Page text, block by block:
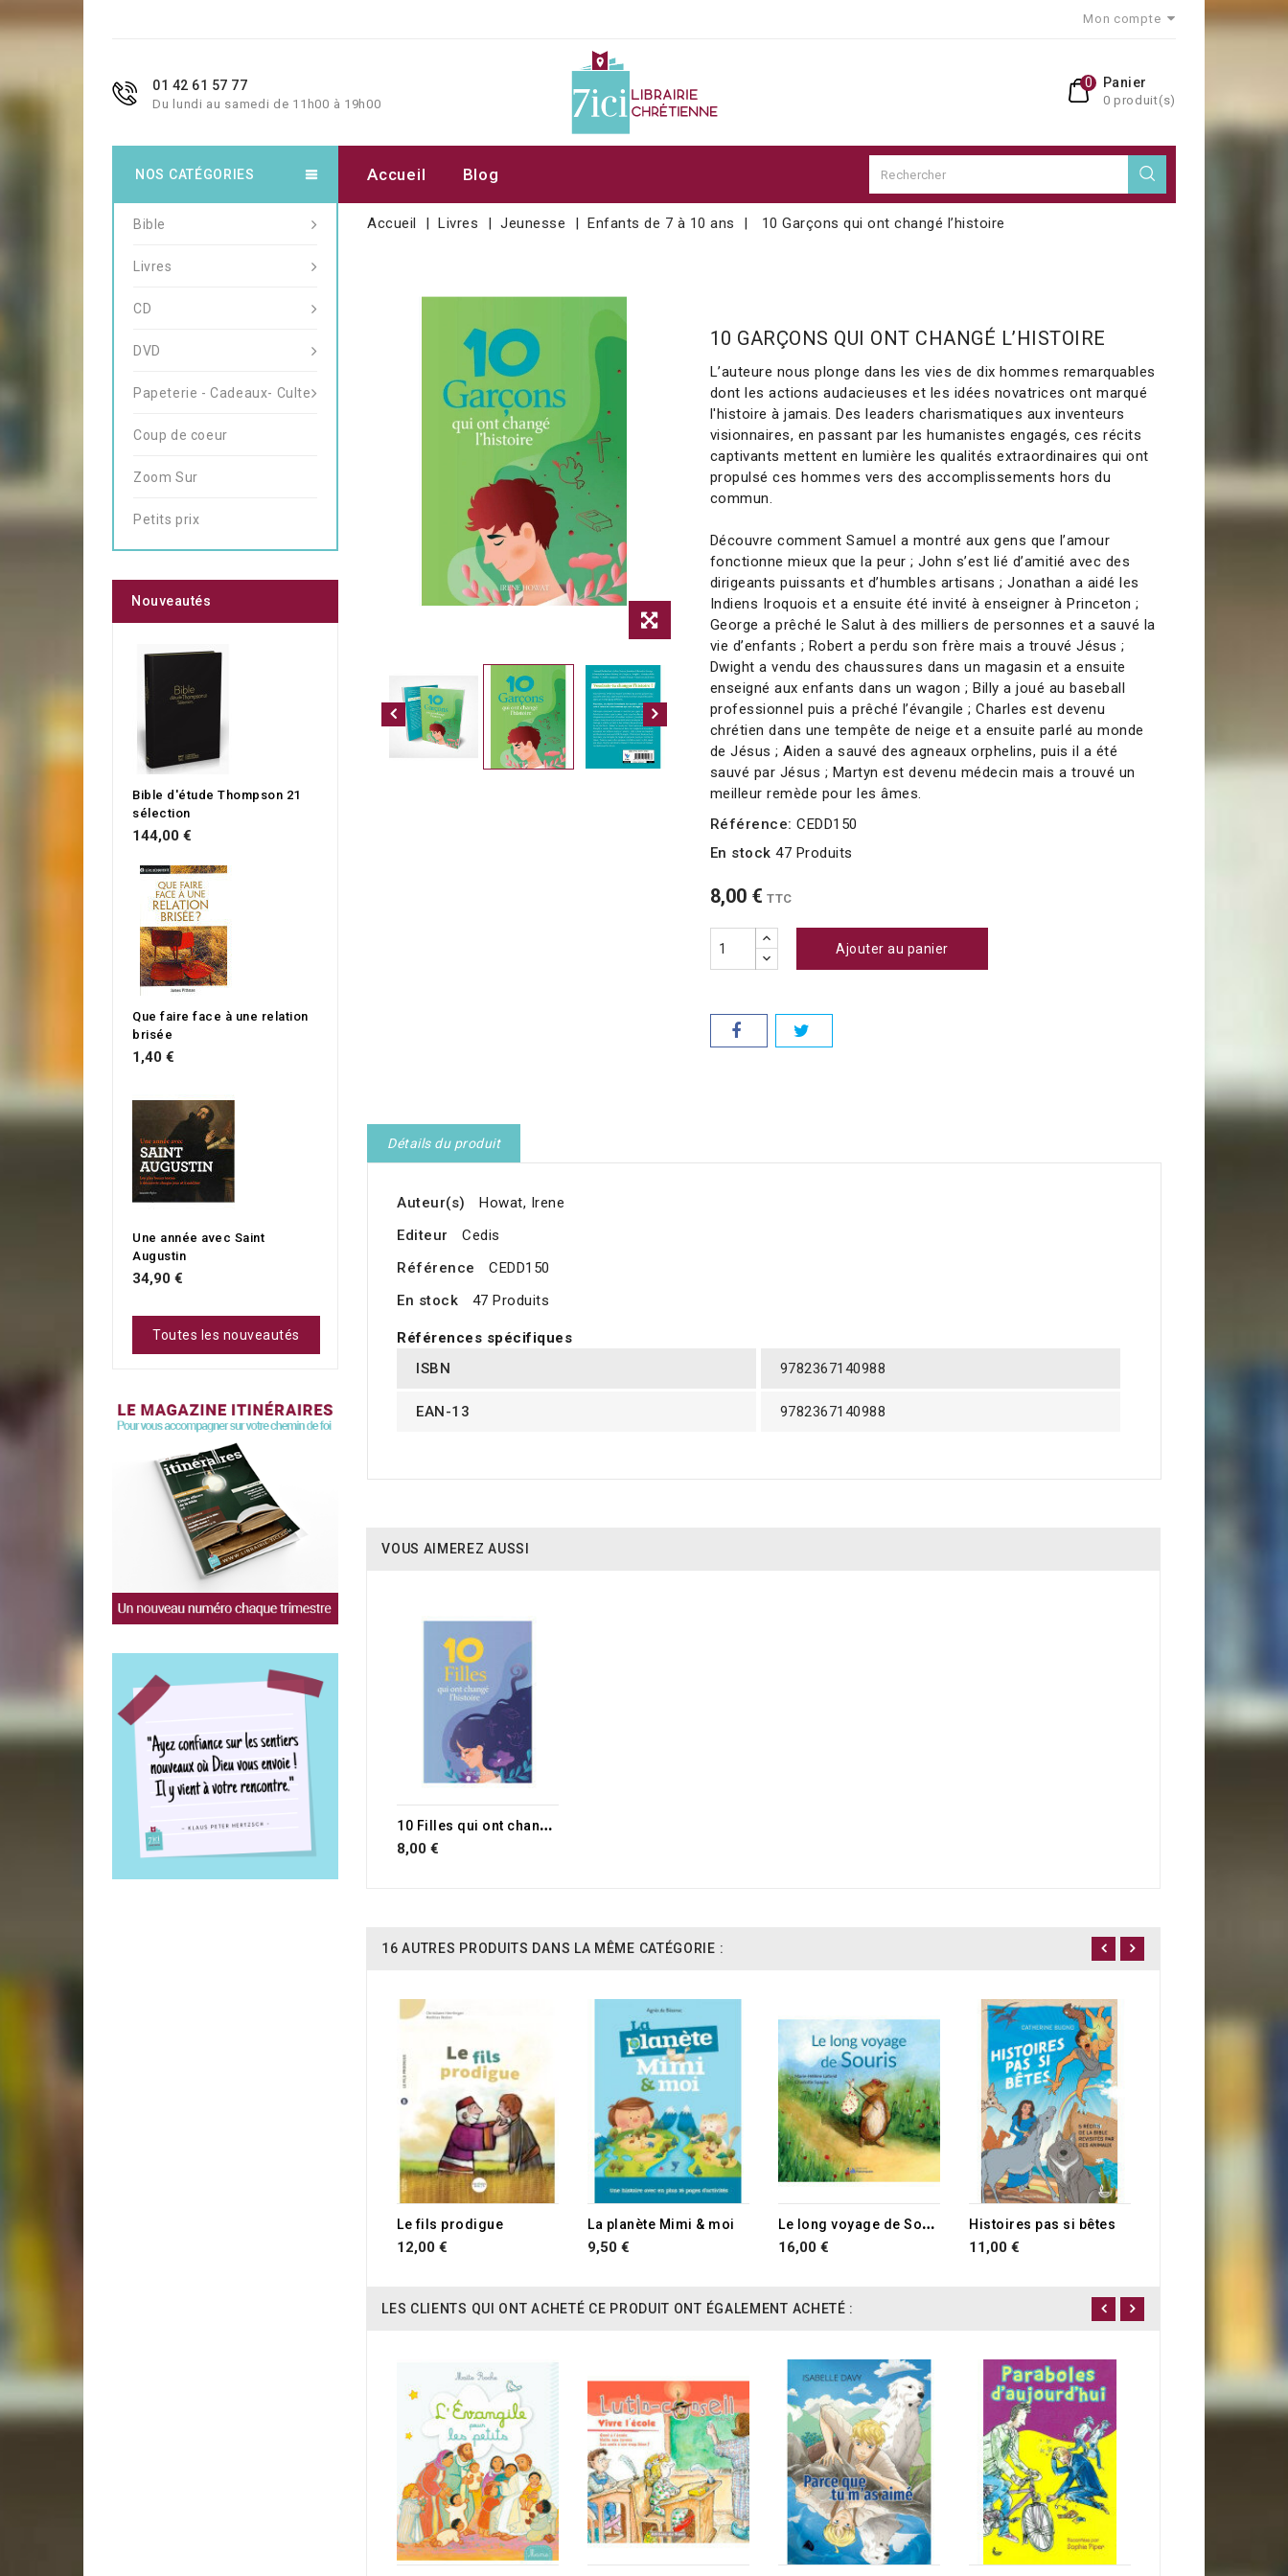
Mon compte
01 42 61 57 77
Du lundi au samedi de 11h00 à 19h00
Panier
0 produit(s)
0
Accueil Blog
Accueil Livres Jeunesse Enfants de 7 à 10 ans 10 Garçons qui ont changé l’histoire
10 GARÇONS QUI ONT CHANGÉ L’HISTOIRE
L’auteure nous plonge dans les vies de dix hommes remarquables
dont les actions audacieuses et les idées novatrices ont marqué
l'histoire à jamais. Des leaders charismatiques aux inventeurs
visionnaires, en passant par les humanistes engagés, ces récits
captivants mettent en lumière les qualités extraordinaires qui ont
propulsé ces hommes vers des accomplissements hors du
commun.
Découvre comment Samuel a montré aux gens que l’amour
fonctionne mieux que la peur ; John s’est lié d’amitié avec des
dirigeants puissants et d’humbles artisans ; Jonathan a aidé les
Indiens Iroquois et a ensuite été invité à enseigner à Princeton ;
George a prêché le Salut à des milliers de personnes et a sauvé la
vie d’enfants ; Robert a perdu son frère mais a trouvé Jésus ;
Dwight a vendu des chaussures dans un magasin et a ensuite
enseigné aux enfants dans un wagon ; Billy a joué au baseball
professionnel puis a prêché l’évangile ; Charles est devenu
chrétien dans une tempête de neige et a ensuite parlé au monde
de Jésus ; Aiden a sauvé des agneaux orphelins, puis il a été
sauvé par Jésus ; Martyn est devenu médecin mais a trouvé un
meilleur remède pour les âmes.
Référence: CEDD150
En stock 47 Produits
8,00 € TTC
Ajouter au panier
Détails du produit
Auteur(s)
Howat, Irene
Editeur
Cedis
Référence
CEDD150
En stock
47 Produits
Références spécifiques
ISBN
9782367140988
EAN-13 9782367140988
VOUS AIMEREZ AUSSI
1
0 Filles qui ont changé l’histoire
8,00 €
16 AUTRES PRODUITS DANS LA MÊME CATÉGORIE :
Le fils prodigue
12,00 €
La planète Mimi & moi
9,50 €
L
e long voyage de Souris
16,00 €
Histoires pas si bêtes
11,00 €
LES CLIENTS QUI ONT ACHETÉ CE PRODUIT ONT ÉGALEMENT ACHETÉ :
22,00 €
NOS CATÉGORIES
Bible
Livres
CD
DVD
Papeterie - Cadeaux- Culte
Coup de coeur
Zoom Sur
Petits prix
Nouveautés
Bible d'étude Thompson 21
sélection
144,00 €
Que faire face à une relation
brisée
1,40 €
Une année avec Saint
Augustin
34,90 €
Toutes les nouveautés